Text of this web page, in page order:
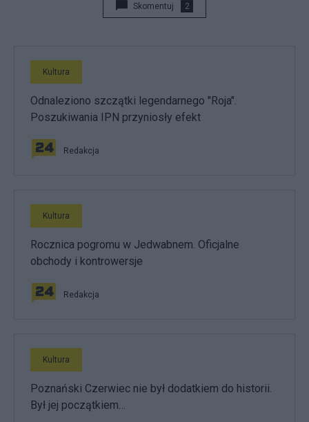
Skomentuj 2
Kultura
Odnaleziono szczątki legendarnego "Roja".
Poszukiwania IPN przyniosły efekt
Redakcja
Kultura
Rocznica pogromu w Jedwabnem. Oficjalne
obchody i kontrowersje
Redakcja
Kultura
Poznański Czerwiec nie był dodatkiem do historii.
Był jej początkiem…